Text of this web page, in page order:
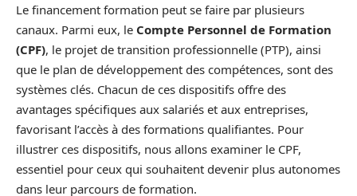
Le financement formation peut se faire par plusieurs
canaux. Parmi eux, le Compte Personnel de Formation
(CPF), le projet de transition professionnelle (PTP), ainsi
que le plan de développement des compétences, sont des
systèmes clés. Chacun de ces dispositifs offre des
avantages spécifiques aux salariés et aux entreprises,
favorisant l’accès à des formations qualifiantes. Pour
illustrer ces dispositifs, nous allons examiner le CPF,
essentiel pour ceux qui souhaitent devenir plus autonomes
dans leur parcours de formation.